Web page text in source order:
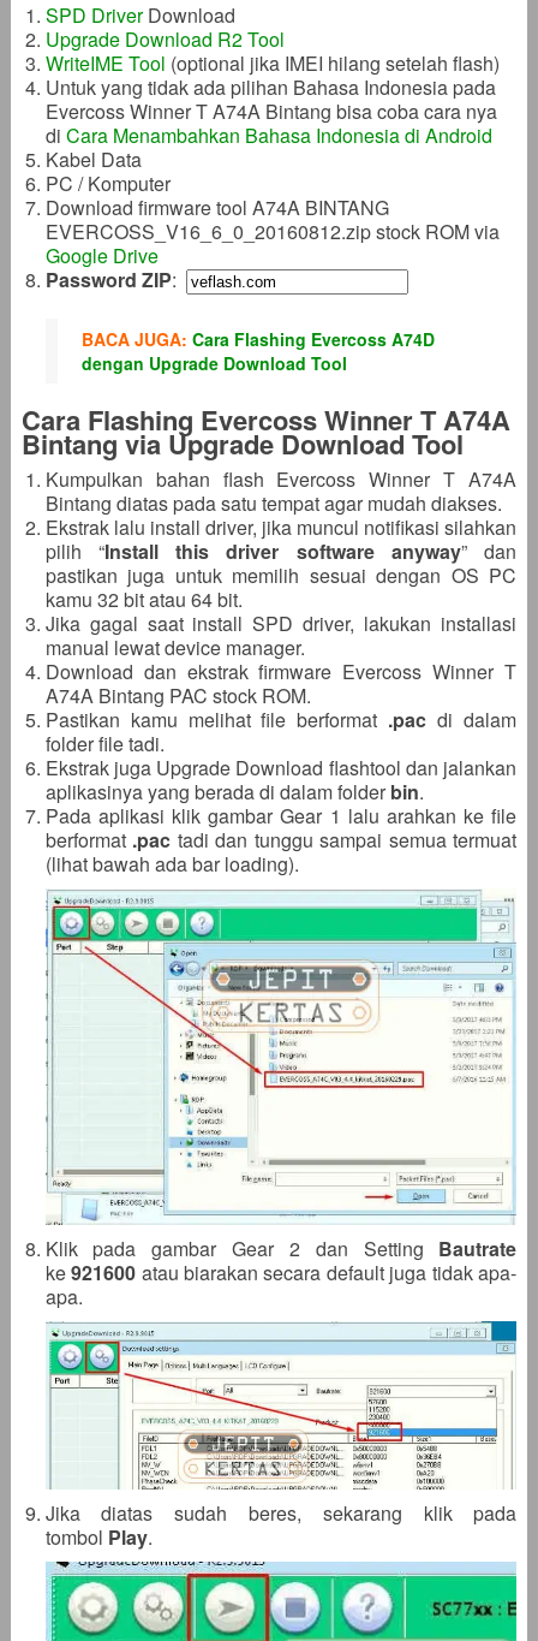
SPD DriverDownload
Upgrade Download R2 Tool
WriteIME Tool (optional jika IMEI hilang setelah flash)
Untuk yang tidak ada pilihan Bahasa Indonesia pada
Evercoss Winner T A74A Bintang bisa coba cara nya
di Cara Menambahkan Bahasa Indonesia di Android
Kabel Data
PC / Komputer
Download firmware tool A74A BINTANG
EVERCOSS_V16_6_0_20160812.zip stock ROM via
Google Drive
Password ZIP:
BACA JUGA: Cara Flashing Evercoss A74D
dengan Upgrade Download Tool
Cara Flashing Evercoss Winner T A74A
Bintang via Upgrade Download Tool
Kumpulkan bahan flash Evercoss Winner T A74A
Bintang diatas pada satu tempat agar mudah diakses.
Ekstrak lalu install driver, jika muncul notifikasi silahkan
pilih “Install this driver software anyway” dan
pastikan juga untuk memilih sesuai dengan OS PC
kamu 32 bit atau 64 bit.
Jika gagal saat install SPD driver, lakukan installasi
manual lewat device manager.
Download dan ekstrak firmware Evercoss Winner T
A74A Bintang PAC stock ROM.
Pastikan kamu melihat file berformat .pacdi dalam
folder file tadi.
Ekstrak juga Upgrade Download flashtool dan jalankan
aplikasinya yang berada di dalam folder bin.
Pada aplikasi klik gambar Gear 1 lalu arahkan ke file
berformat .pac tadi dan tunggu sampai semua termuat
(lihat bawah ada bar loading).
Klik pada gambar Gear 2 dan Setting Bautrate
ke921600 atau biarakan secara default juga tidak apa-
apa.
Jika diatas sudah beres, sekarang klik pada
tombol Play.